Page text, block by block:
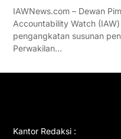
IAWNews.com – Dewan
Accountability Watch
pengangkatan susunan
Perwakilan…
Kantor Redaksi :